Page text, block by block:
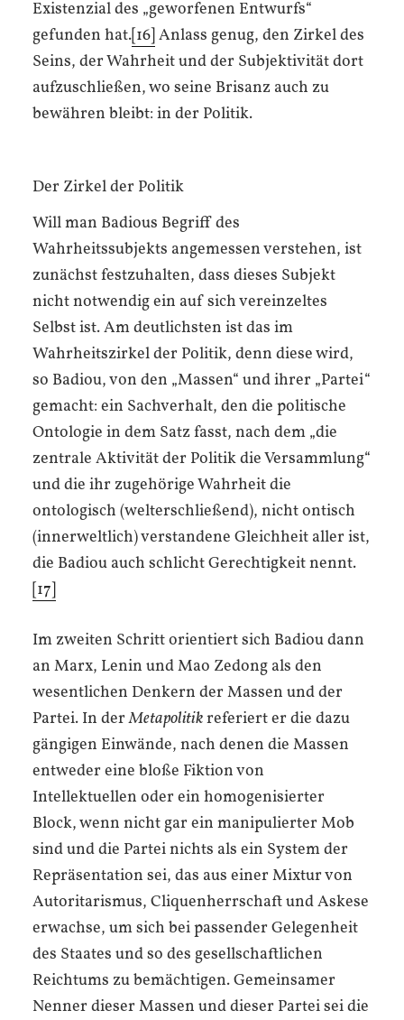
Existenzial des „geworfenen Entwurfs“
gefunden hat.[16] Anlass genug, den Zirkel des
Seins, der Wahrheit und der Subjektivität dort
aufzuschließen, wo seine Brisanz auch zu
bewähren bleibt: in der Politik.
Der Zirkel der Politik
Will man Badious Begriff des
Wahrheitssubjekts angemessen verstehen, ist
zunächst festzuhalten, dass dieses Subjekt
nicht notwendig ein auf sich vereinzeltes
Selbst ist. Am deutlichsten ist das im
Wahrheitszirkel der Politik, denn diese wird,
so Badiou, von den „Massen“ und ihrer „Partei“
gemacht: ein Sachverhalt, den die politische
Ontologie in dem Satz fasst, nach dem „die
zentrale Aktivität der Politik die Versammlung“
und die ihr zugehörige Wahrheit die
ontologisch (welterschließend), nicht ontisch
(innerweltlich) verstandene Gleichheit aller ist,
die Badiou auch schlicht Gerechtigkeit nennt.
[17]
Im zweiten Schritt orientiert sich Badiou dann
an Marx, Lenin und Mao Zedong als den
wesentlichen Denkern der Massen und der
Partei. In derMetapolitikreferiert er die dazu
gängigen Einwände, nach denen die Massen
entweder eine bloße Fiktion von
Intellektuellen oder ein homogenisierter
Block, wenn nicht gar ein manipulierter Mob
sind und die Partei nichts als ein System der
Repräsentation sei, das aus einer Mixtur von
Autoritarismus, Cliquenherrschaft und Askese
erwachse, um sich bei passender Gelegenheit
des Staates und so des gesellschaftlichen
Reichtums zu bemächtigen. Gemeinsamer
Nenner dieser Massen und dieser Partei sei die